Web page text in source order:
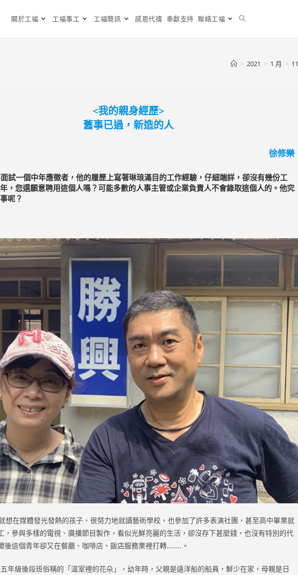
關於工福 工福事工 工福簡訊 感恩代禱 奉獻支持 聯絡工福
> 2021 > 1 月 > 11
<我的親身經歷>
舊事已過，新造的人
徐修樂
試一個中年應徵者，他的履歷上寫著琳琅滿目的工作經驗，仔細端詳，卻沒有幾份工
，您還願意聘用這個人嗎？可能多數的人事主管或企業負責人不會錄取這個人的。他究
呢？
想在媒體發光發熱的孩子，很努力地就讀藝術學校，也參加了許多表演社團，甚至高中畢業就
，參與多樣的電視、廣播節目製作，看似光鮮亮麗的生活，卻沒存下甚麼錢，也沒有特別的代
後這個青年卻又在餐廳、咖啡店、飯店服務業裡打轉……..。
年級後段班俗稱的「溫室裡的花朵」，幼年時，父親是遠洋船的船員，鮮少在家，母親是日